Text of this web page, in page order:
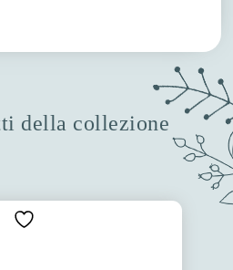
della collezione